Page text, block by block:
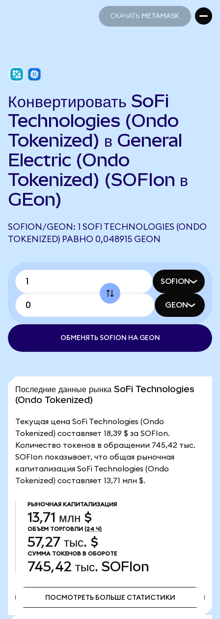
СКАЧАТЬ METAMASK
Конвертировать SoFi
Technologies (Ondo
Tokenized) в General
Electric (Ondo
Tokenized) (SOFIon в
GEon)
SOFION/GEON: 1 SOFI TECHNOLOGIES (ONDO
TOKENIZED) РАВНО 0,048915 GEON
SOFION
GEON
ОБМЕНЯТЬ SOFION НА GEON
Последние данные рынка SoFi Technologies
(Ondo Tokenized)
Текущая цена SoFi Technologies (Ondo
Tokenized) составляет 18,39 $ за SOFIon.
Количество токенов в обращении 745,42 тыс.
SOFIon показывает, что общая рыночная
капитализация SoFi Technologies (Ondo
Tokenized) составляет 13,71 млн $.
РЫНОЧНАЯ КАПИТАЛИЗАЦИЯ
13,71 млн $
ОБЪЕМ ТОРГОВЛИ (24 Ч)
57,27 тыс. $
СУММА ТОКЕНОВ В ОБОРОТЕ
745,42 тыс. SOFIon
ПОСМОТРЕТЬ БОЛЬШЕ СТАТИСТИКИ